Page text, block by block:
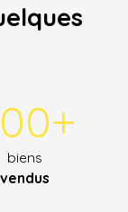
biens
vendus